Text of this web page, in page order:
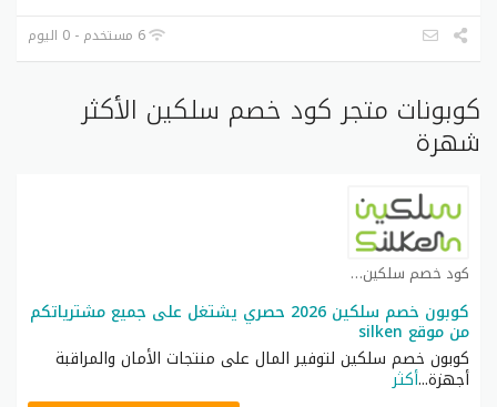
6 مستخدم - 0 اليوم
كوبونات متجر كود خصم سلكين الأكثر
شهرة
كود خصم سلكين كوبون
كوبون خصم سلكين 2026 حصري يشتغل على جميع مشترياتكم
من موقع silken
كوبون خصم سلكين لتوفير المال على منتجات الأمان والمراقبة
أجهزة...أكثر